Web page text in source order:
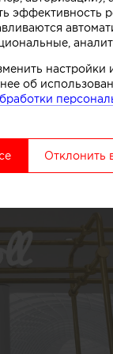
точки
процессе, в
эффективность
настройки
об
Отклонить